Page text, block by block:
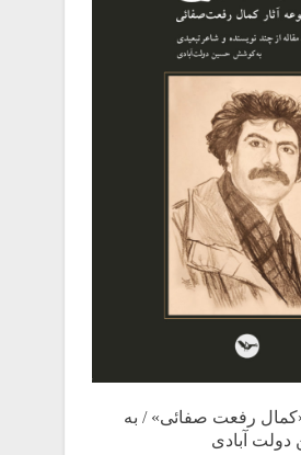
رفعت صفائی» / به
آبادی